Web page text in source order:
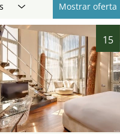
Mostrar oferta
15